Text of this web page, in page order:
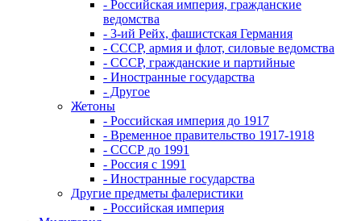
- Российская империя, гражданские
ведомства
- 3-ий Рейх, фашистская Германия
- СССР, армия и флот, силовые ведомства
- СССР, гражданские и партийные
- Иностранные государства
- Другое
Жетоны
- Российская империя до 1917
- Временное правительство 1917-1918
- СССР до 1991
- Россия с 1991
- Иностранные государства
Другие предметы фалеристики
- Российская империя